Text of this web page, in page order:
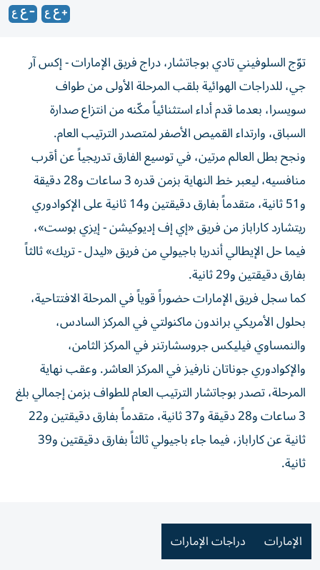
توّج السلوفيني تادي بوجاتشار، دراج فريق الإمارات - إكس آر
جي، للدراجات الهوائية بلقب المرحلة الأولى من طواف
سويسرا، بعدما قدم أداء استثنائياً مكّنه من انتزاع صدارة
السباق، وارتداء القميص الأصفر لمتصدر الترتيب العام.
ونجح بطل العالم مرتين، في توسيع الفارق تدريجياً عن أقرب
منافسيه، ليعبر خط النهاية بزمن قدره 3 ساعات و28 دقيقة
و51 ثانية، متقدماً بفارق دقيقتين و14 ثانية على الإكوادوري
ريتشارد كاراباز من فريق «إي إف إديوكيشن - إيزي بوست»،
فيما حل الإيطالي أندريا باجيولي من فريق «ليدل - تريك» ثالثاً
بفارق دقيقتين و29 ثانية.
كما سجل فريق الإمارات حضوراً قوياً في المرحلة الافتتاحية،
بحلول الأمريكي براندون ماكنولتي في المركز السادس،
والنمساوي فيليكس جروسشارتنر في المركز الثامن،
والإكوادوري جوناتان نارفيز في المركز العاشر. وعقب نهاية
المرحلة، تصدر بوجاتشار الترتيب العام للطواف بزمن إجمالي بلغ
3 ساعات و28 دقيقة و37 ثانية، متقدماً بفارق دقيقتين و22
ثانية عن كاراباز، فيما جاء باجيولي ثالثاً بفارق دقيقتين و39
ثانية.
الإمارات دراجات الإمارات